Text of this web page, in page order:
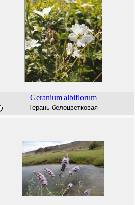
Geranium albiflorum
Герань белоцветковая